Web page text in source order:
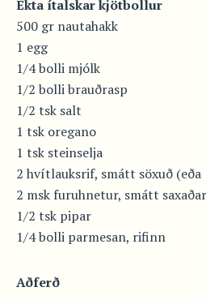
Ekta ítalskar kjötbollur
500 gr nautahakk
1 egg
1/4 bolli mjólk
1/2 bolli brauðrasp
1/2 tsk salt
1 tsk oregano
1 tsk steinselja
2 hvítlauksrif, smátt söxuð
2 msk furuhnetur, smátt saxaðar
1/2 tsk pipar
1/4 bolli parmesan, rifinn
Aðferð